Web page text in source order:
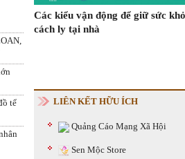
tể
Các kiểu vận động để giữ sức
cách ly tại nhà
LIÊN KẾT HỮU ÍCH
Quảng Cáo Mạng Xã Hội
Sen Mộc Store